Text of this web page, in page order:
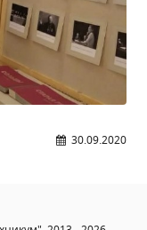
30.09.2020